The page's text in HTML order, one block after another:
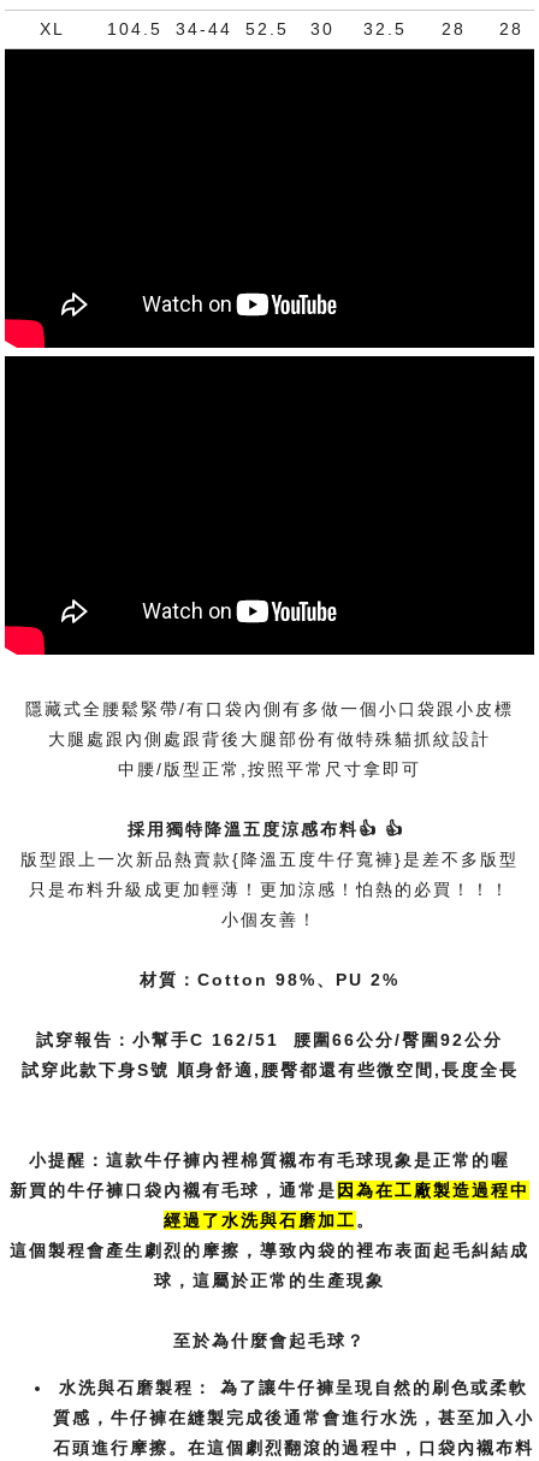
XL
104.5 34-44 52.5 30 32.5 28 28
隱藏式全腰鬆緊帶/有口袋內側有多做一個小口袋跟小皮標
大腿處跟內側處跟背後大腿部份有做特殊貓抓紋設計
中腰/版型正常,按照平常尺寸拿即可
採用獨特降溫五度涼感布料👍 👍
版型跟上一次新品熱賣款{降溫五度牛仔寬褲}是差不多版型
只是布料升級成更加輕薄！更加涼感！怕熱的必買！！！
小個友善！
材質：Cotton 98%、PU 2%
試穿報告：小幫手C 162/51 腰圍66公分/臀圍92公分
試穿此款下身S號 順身舒適,腰臀都還有些微空間,長度全長
小提醒：這款牛仔褲內裡棉質襯布有毛球現象是正常的喔
新買的牛仔褲口袋內襯有毛球，通常是 因為在工廠製造過程中
經過了水洗與石磨加工。
這個製程會產生劇烈的摩擦，導致內袋的裡布表面起毛糾結成
球，這屬於正常的生產現象
至於為什麼會起毛球？
水洗與石磨製程：
為了讓牛仔褲呈現自然的刷色或柔軟
質感，牛仔褲在縫製完成後通常會進行水洗，甚至加入小
石頭進行摩擦。在這個劇烈翻滾的過程中，口袋內襯布料